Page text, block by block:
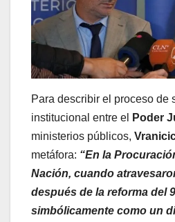
Para describir el proceso de
institucional entre el
Poder
ministerios públicos,
metáfora: “En la
Nación, cuando
después de la reforma del
simbólicamente como un